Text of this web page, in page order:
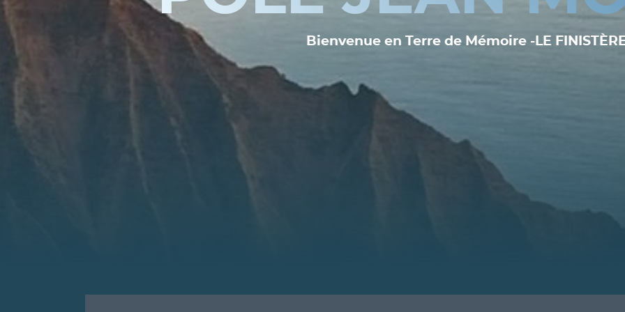
Bienvenue en Terre de Mémoire -LE